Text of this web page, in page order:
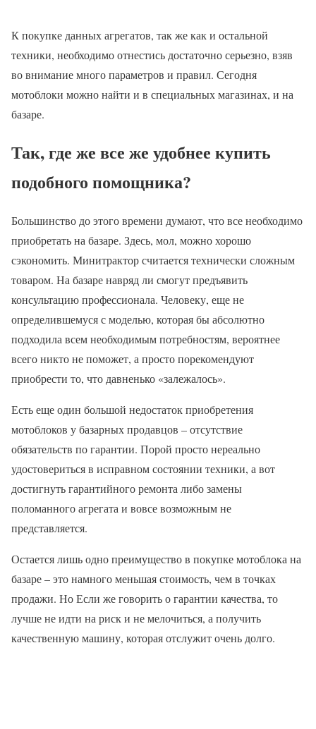
К покупке данных агрегатов, так же как и остальной
техники, необходимо отнестись достаточно серьезно, взяв
во внимание много параметров и правил. Сегодня
мотоблоки можно найти и в специальных магазинах, и на
базаре.
Так, где же все же удобнее купить
подобного помощника?
Большинство до этого времени думают, что все необходимо
приобретать на базаре. Здесь, мол, можно хорошо
сэкономить. Минитрактор считается технически сложным
товаром. На базаре навряд ли смогут предъявить
консультацию профессионала. Человеку, еще не
определившемуся с моделью, которая бы абсолютно
подходила всем необходимым потребностям, вероятнее
всего никто не поможет, а просто порекомендуют
приобрести то, что давненько «залежалось».
Есть еще один большой недостаток приобретения
мотоблоков у базарных продавцов – отсутствие
обязательств по гарантии. Порой просто нереально
удостовериться в исправном состоянии техники, а вот
достигнуть гарантийного ремонта либо замены
поломанного агрегата и вовсе возможным не
представляется.
Остается лишь одно преимущество в покупке мотоблока на
базаре – это намного меньшая стоимость, чем в точках
продажи. Но Если же говорить о гарантии качества, то
лучше не идти на риск и не мелочиться, а получить
качественную машину, которая отслужит очень долго.